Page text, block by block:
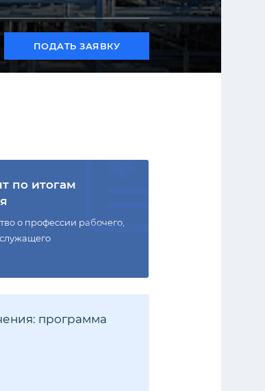
ПОДАТЬ ЗАЯВКУ
по итогам
о профессии рабочего,
программа